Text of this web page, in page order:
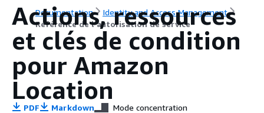
Documentation
Identity and Access Management
Référence de l'autorisation de service
Actions, ressources
et clés de condition
pour Amazon
Location
PDF Markdown Mode concentration